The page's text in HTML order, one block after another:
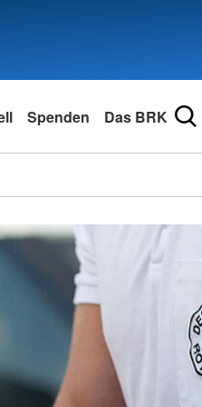
Spenden Das BRK